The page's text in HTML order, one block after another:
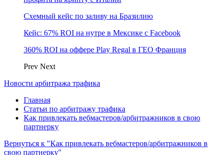
Схемный кейс по заливу на Бразилию
Кейс: 67% ROI на нутре в Мексике с Facebook
360% ROI на оффере Play Regal в ГЕО Франция
Prev Next
Новости арбитража трафика
Главная
Статьи по арбитражу трафика
Как привлекать вебмастеров/арбитражников в свою
партнерку
Вернуться к "Как привлекать вебмастеров/арбитражников в
свою партнерку"